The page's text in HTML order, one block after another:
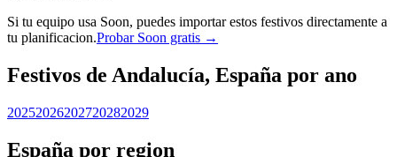
Si tu equipo usa Soon, puedes importar estos festivos directamente a
tu planificacion.Probar Soon gratis →
Festivos de Andalucía, España por ano
20252026202720282029
España por region